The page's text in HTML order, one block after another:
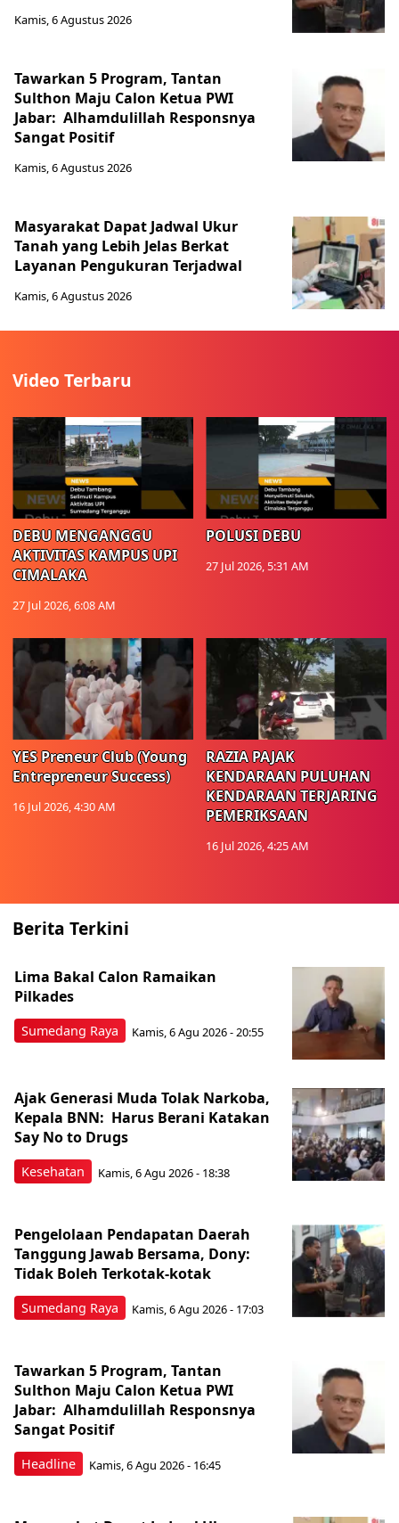
Kamis, 6 Agustus 2026
Tawarkan 5 Program, Tantan
Sulthon Maju Calon Ketua PWI
Jabar: Alhamdulillah Responsnya
Sangat Positif
Kamis, 6 Agustus 2026
Masyarakat Dapat Jadwal Ukur
Tanah yang Lebih Jelas Berkat
Layanan Pengukuran Terjadwal
Kamis, 6 Agustus 2026
Video Terbaru
DEBU MENGANGGU
AKTIVITAS KAMPUS UPI
CIMALAKA
27 Jul 2026, 6:08 AM
POLUSI DEBU
27 Jul 2026, 5:31 AM
YES Preneur Club (Young
Entrepreneur Success)
16 Jul 2026, 4:30 AM
RAZIA PAJAK
KENDARAAN PULUHAN
KENDARAAN TERJARING
PEMERIKSAAN
16 Jul 2026, 4:25 AM
Berita Terkini
Sumedang Raya
Lima Bakal Calon Ramaikan
Pilkades
Kamis, 6 Agu 2026 - 20:55
Kesehatan
Ajak Generasi Muda Tolak Narkoba,
Kepala BNN: Harus Berani Katakan
Say No to Drugs
Kamis, 6 Agu 2026 - 18:38
Sumedang Raya
Pengelolaan Pendapatan Daerah
Tanggung Jawab Bersama, Dony:
Tidak Boleh Terkotak-kotak
Kamis, 6 Agu 2026 - 17:03
Headline
Tawarkan 5 Program, Tantan
Sulthon Maju Calon Ketua PWI
Jabar: Alhamdulillah Responsnya
Sangat Positif
Kamis, 6 Agu 2026 - 16:45